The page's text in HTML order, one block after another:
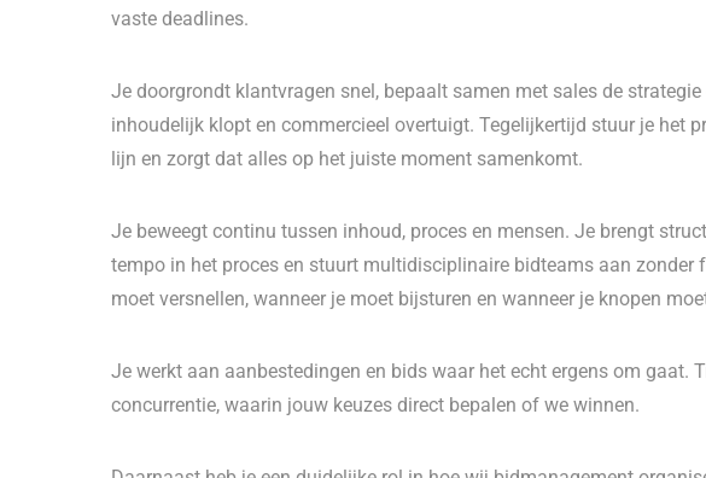
vaste deadlines.
Je doorgrondt klantvragen snel, bepaalt samen met sales de
inhoudelijk klopt en commercieel overtuigt. Tegelijkertijd stuur je het
lijn en zorgt dat alles op het juiste moment samenkomt.
Je beweegt continu tussen inhoud, proces en mensen. Je brengt
tempo in het proces en stuurt multidisciplinaire bidteams aan zonder
moet versnellen, wanneer je moet bijsturen en wanneer je knopen
Je werkt aan aanbestedingen en bids waar het echt ergens om gaat.
concurrentie, waarin jouw keuzes direct bepalen of we winnen.